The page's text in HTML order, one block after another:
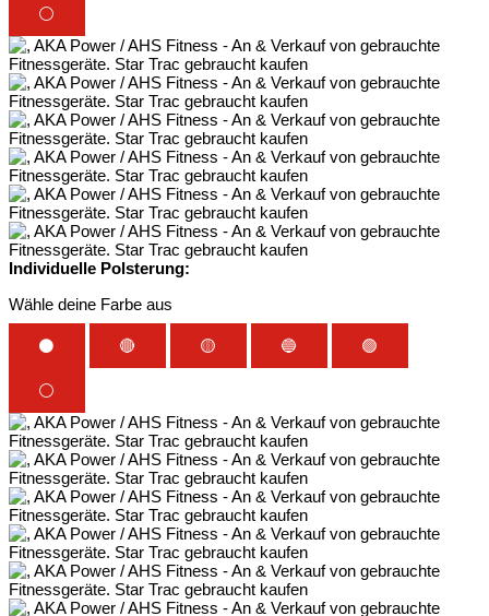
⚪
Individuelle Polsterung:
Wähle deine Farbe aus
⚫ 🔴 🟡 🔵 🟢
⚪